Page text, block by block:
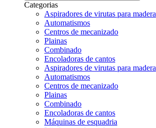
Categorias
Aspiradores de virutas para madera
Automatismos
Centros de mecanizado
Plainas
Combinado
Encoladoras de cantos
Aspiradores de virutas para madera
Automatismos
Centros de mecanizado
Plainas
Combinado
Encoladoras de cantos
Máquinas de esquadria